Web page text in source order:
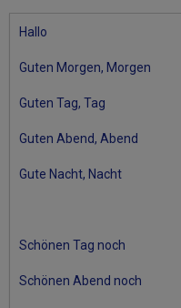
Hallo
Guten Morgen, Morgen
Guten Tag, Tag
Guten Abend, Abend
Gute Nacht, Nacht
Schönen Tag noch
Schönen Abend noch